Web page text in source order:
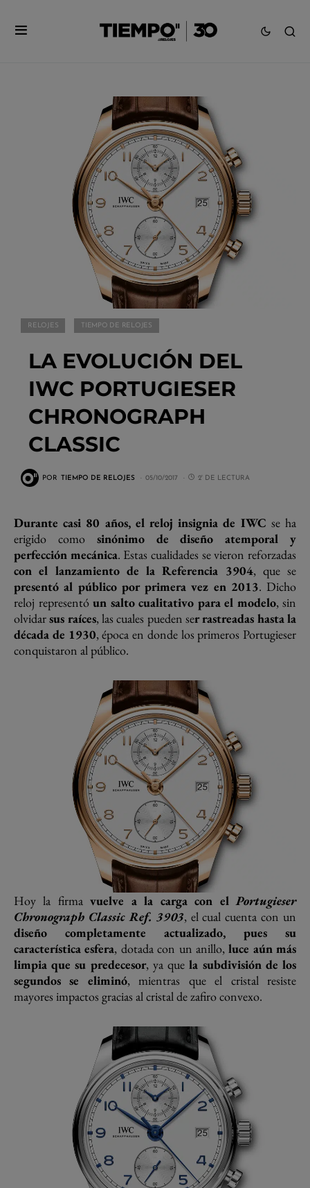
RELOJES TIEMPO DE RELOJES
LA EVOLUCIÓN DEL
IWC PORTUGIESER
CHRONOGRAPH
CLASSIC
POR TIEMPO DE RELOJES 05/10/2017 2' DE LECTURA
Durante casi 80 años, el reloj insignia de IWC se ha
erigido como sinónimo de diseño atemporal y
perfección mecánica. Estas cualidades se vieron reforzadas
con el lanzamiento de la Referencia 3904, que se
presentó al público por primera vez en 2013. Dicho
reloj representóun salto cualitativo para el modelo, sin
olvidarsus raíces, las cuales pueden ser rastreadas hasta la
década de 1930, época en donde los primeros Portugieser
conquistaron al público.
Hoy la firmavuelve a la carga con elPortugieser
Chronograph Classic Ref. 3903, el cual cuenta con un
diseño completamente actualizado, pues su
característica esfera, dotada con un anillo,luce aún más
limpia que su predecesor, ya quela subdivisión de los
segundos se eliminó, mientras que el cristal resiste
mayores impactos gracias al cristal de zafiro convexo.